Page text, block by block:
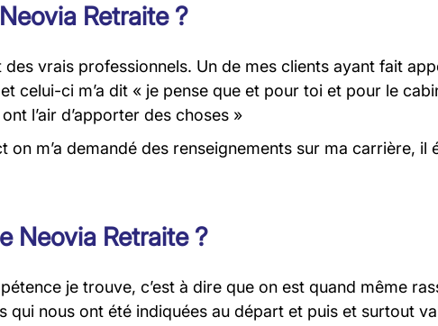
Retraite ?
vrais professionnels. Un de mes clients ayant fait
celui-ci m’a dit « je pense que et pour toi et pour le
l’air d’apporter des choses »
on m’a demandé des renseignements sur ma carrière, il
Neovia Retraite ?
je trouve, c’est à dire que on est quand même
nous ont été indiquées au départ et puis et surtout